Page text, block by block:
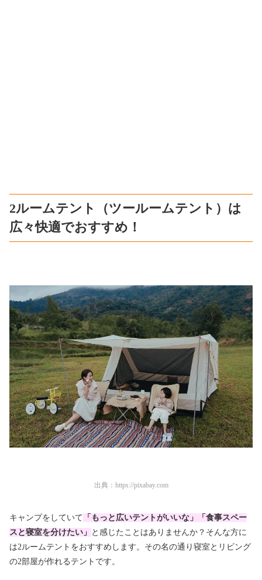
2ルームテント（ツールームテント）は
広々快適でおすすめ！
出典： https://pixabay.com
キャンプをしていて 「もっと広いテントがいいな」「食事スペー
スと寝室を分けたい」 と感じたことはありませんか？そんな方に
は2ルームテントをおすすめします。その名の通り寝室とリビング
の2部屋が作れるテントです。